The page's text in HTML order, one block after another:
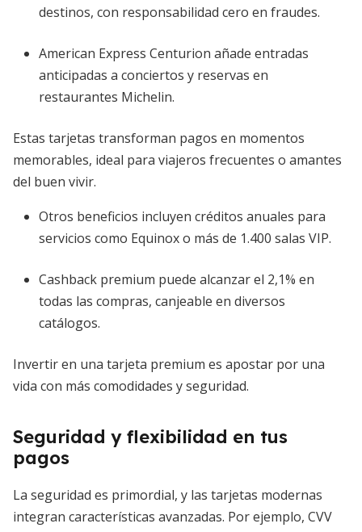
destinos, con responsabilidad cero en fraudes.
American Express Centurion añade entradas
anticipadas a conciertos y reservas en
restaurantes Michelin.
Estas tarjetas transforman pagos en momentos
memorables, ideal para viajeros frecuentes o amantes
del buen vivir.
Otros beneficios incluyen créditos anuales para
servicios como Equinox o más de 1.400 salas VIP.
Cashback premium puede alcanzar el 2,1% en
todas las compras, canjeable en diversos
catálogos.
Invertir en una tarjeta premium es apostar por una
vida con más comodidades y seguridad.
Seguridad y flexibilidad en tus
pagos
La seguridad es primordial, y las tarjetas modernas
integran características avanzadas. Por ejemplo, CVV